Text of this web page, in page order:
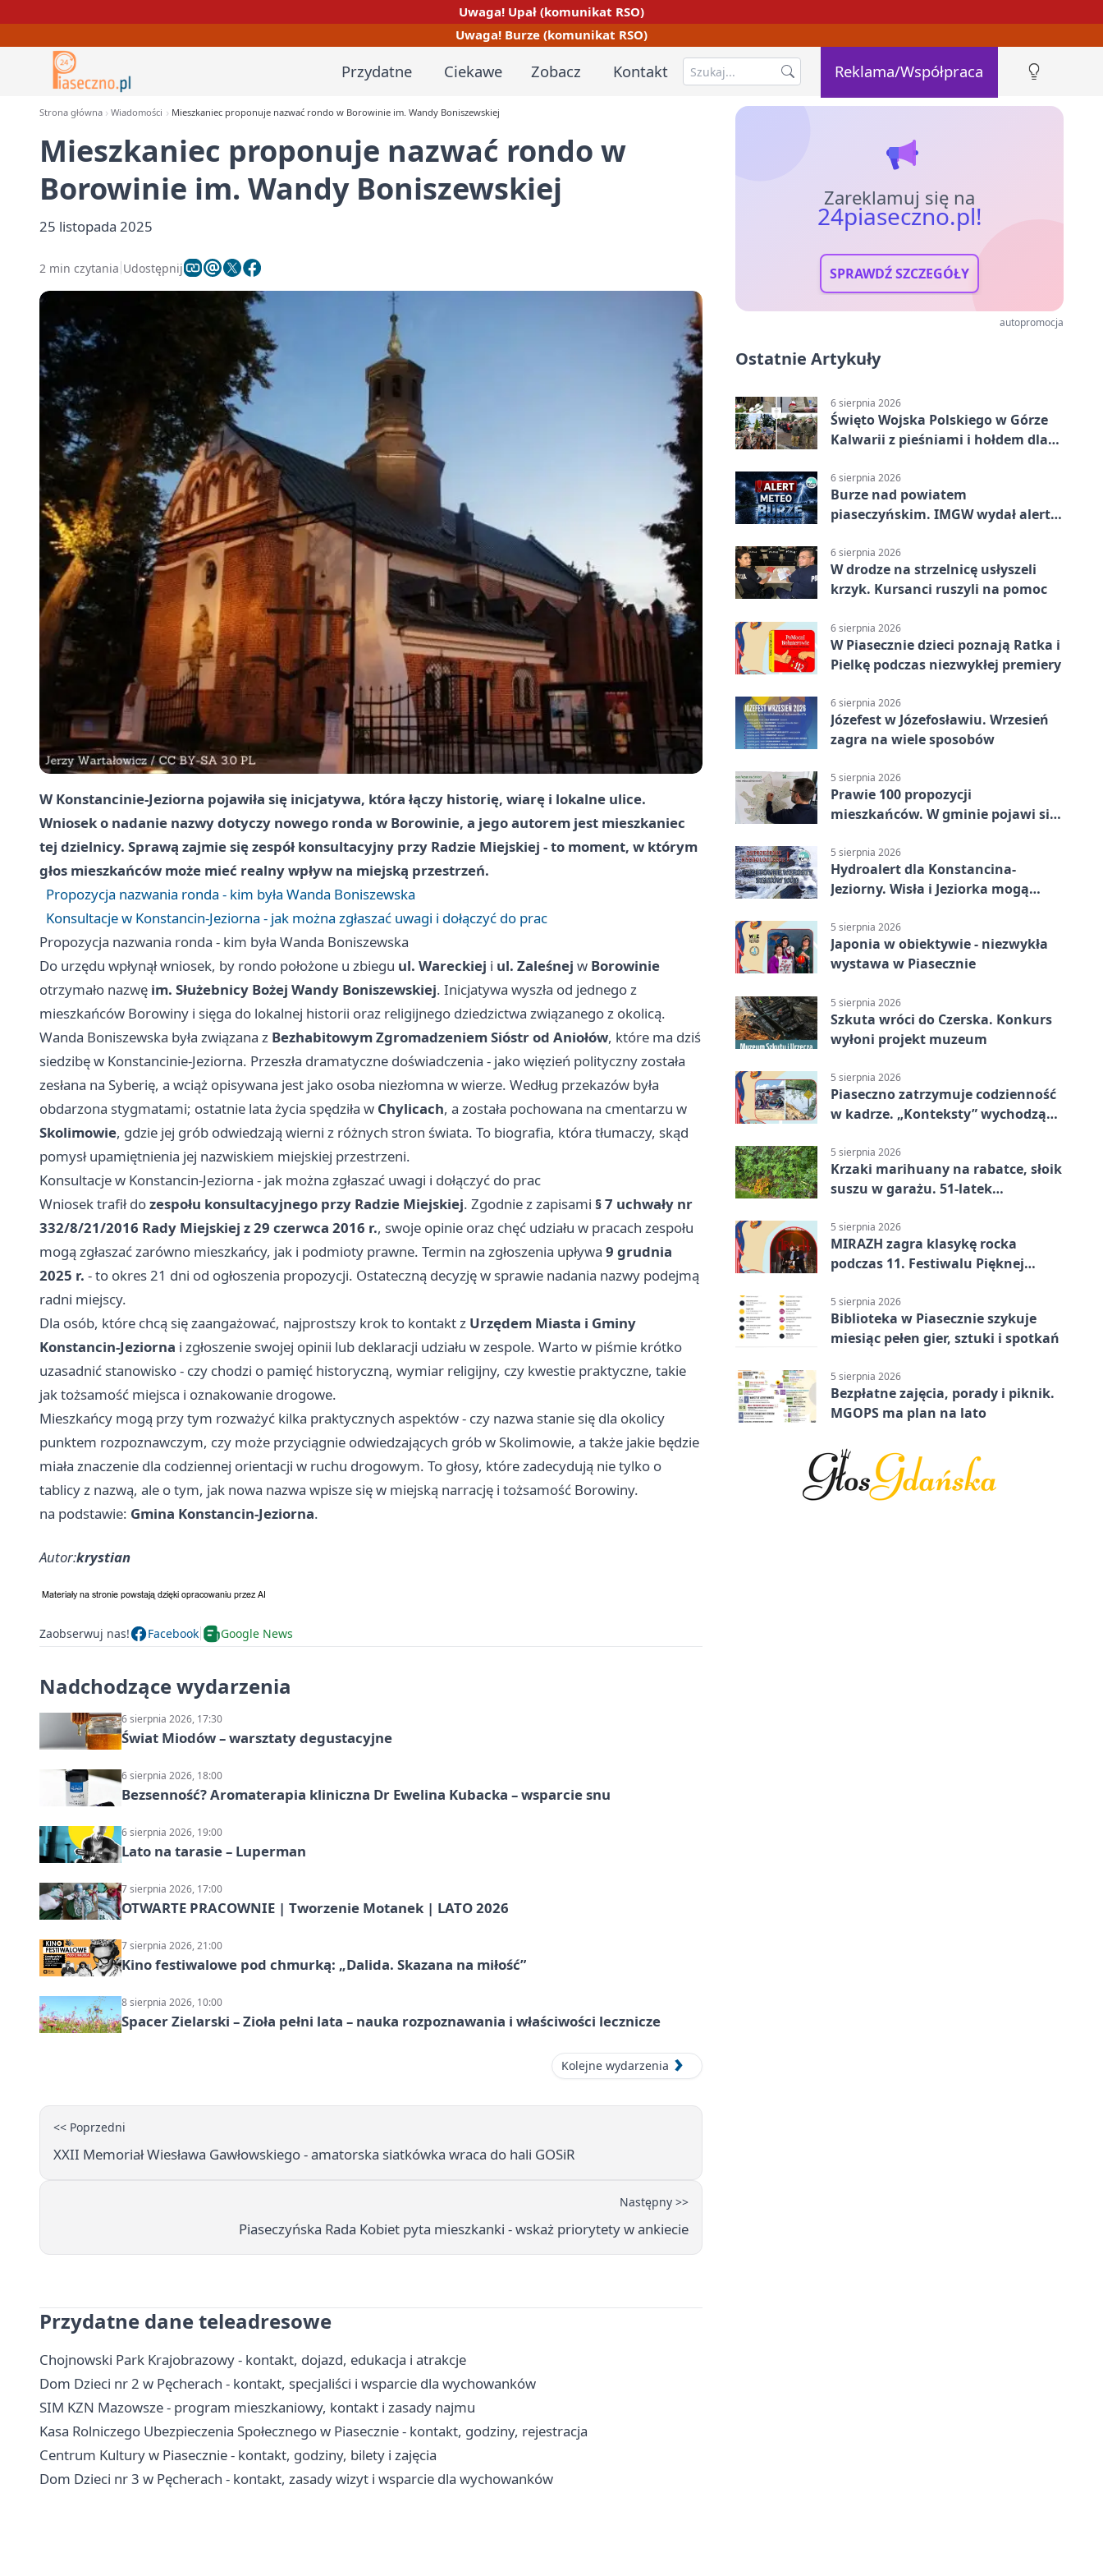
Uwaga! Upał (komunikat RSO)
Uwaga! Burze (komunikat RSO)
Przydatne Ciekawe Zobacz Kontakt Reklama/Współpraca
Strona główna Wiadomości Mieszkaniec proponuje nazwać rondo w Borowinie im. Wandy Boniszewskiej
Mieszkaniec proponuje nazwać rondo w
Borowinie im. Wandy Boniszewskiej
25 listopada 2025
2 min czytania Udostępnij
W Konstancinie-Jeziorna pojawiła się inicjatywa, która łączy historię, wiarę i lokalne ulice.
Wniosek o nadanie nazwy dotyczy nowego ronda w Borowinie, a jego autorem jest mieszkaniec
tej dzielnicy. Sprawą zajmie się zespół konsultacyjny przy Radzie Miejskiej - to moment, w którym
głos mieszkańców może mieć realny wpływ na miejską przestrzeń.
Propozycja nazwania ronda - kim była Wanda Boniszewska
Konsultacje w Konstancin-Jeziorna - jak można zgłaszać uwagi i dołączyć do prac
Propozycja nazwania ronda - kim była Wanda Boniszewska
Do urzędu wpłynął wniosek, by rondo położone u zbiegu ul. Wareckiej i ul. Zaleśnej w Borowinie
otrzymało nazwę im. Służebnicy Bożej Wandy Boniszewskiej. Inicjatywa wyszła od jednego z
mieszkańców Borowiny i sięga do lokalnej historii oraz religijnego dziedzictwa związanego z okolicą.
Wanda Boniszewska była związana z Bezhabitowym Zgromadzeniem Sióstr od Aniołów, które ma dziś
siedzibę w Konstancinie-Jeziorna. Przeszła dramatyczne doświadczenia - jako więzień polityczny została
zesłana na Syberię, a wciąż opisywana jest jako osoba niezłomna w wierze. Według przekazów była
obdarzona stygmatami; ostatnie lata życia spędziła w Chylicach, a została pochowana na cmentarzu w
Skolimowie, gdzie jej grób odwiedzają wierni z różnych stron świata. To biografia, która tłumaczy, skąd
pomysł upamiętnienia jej nazwiskiem miejskiej przestrzeni.
Konsultacje w Konstancin-Jeziorna - jak można zgłaszać uwagi i dołączyć do prac
Wniosek trafił dozespołu konsultacyjnego przy Radzie Miejskiej. Zgodnie z zapisami § 7 uchwały nr
332/8/21/2016 Rady Miejskiej z 29 czerwca 2016 r., swoje opinie oraz chęć udziału w pracach zespołu
mogą zgłaszać zarówno mieszkańcy, jak i podmioty prawne. Termin na zgłoszenia upływa 9 grudnia
2025 r. - to okres 21 dni od ogłoszenia propozycji. Ostateczną decyzję w sprawie nadania nazwy podejmą
radni miejscy.
Dla osób, które chcą się zaangażować, najprostszy krok to kontakt z Urzędem Miasta i Gminy
Konstancin-Jeziorna i zgłoszenie swojej opinii lub deklaracji udziału w zespole. Warto w piśmie krótko
uzasadnić stanowisko - czy chodzi o pamięć historyczną, wymiar religijny, czy kwestie praktyczne, takie
jak tożsamość miejsca i oznakowanie drogowe.
Mieszkańcy mogą przy tym rozważyć kilka praktycznych aspektów - czy nazwa stanie się dla okolicy
punktem rozpoznawczym, czy może przyciągnie odwiedzających grób w Skolimowie, a także jakie będzie
miała znaczenie dla codziennej orientacji w ruchu drogowym. To głosy, które zadecydują nie tylko o
tablicy z nazwą, ale o tym, jak nowa nazwa wpisze się w miejską narrację i tożsamość Borowiny.
na podstawie: Gmina Konstancin-Jeziorna.
Autor:krystian
Zaobserwuj nas! Facebook Google News
Nadchodzące wydarzenia
6 sierpnia 2026, 17:30
Świat Miodów – warsztaty degustacyjne
6 sierpnia 2026, 18:00
Bezsenność? Aromaterapia kliniczna Dr Ewelina Kubacka – wsparcie snu
6 sierpnia 2026, 19:00
Lato na tarasie – Luperman
7 sierpnia 2026, 17:00
OTWARTE PRACOWNIE | Tworzenie Motanek | LATO 2026
7 sierpnia 2026, 21:00
Kino festiwalowe pod chmurką: „Dalida. Skazana na miłość”
8 sierpnia 2026, 10:00
Spacer Zielarski – Zioła pełni lata – nauka rozpoznawania i właściwości lecznicze
Kolejne wydarzenia
<< Poprzedni
XXII Memoriał Wiesława Gawłowskiego - amatorska siatkówka wraca do hali GOSiR
Następny >>
Piaseczyńska Rada Kobiet pyta mieszkanki - wskaż priorytety w ankiecie
Przydatne dane teleadresowe
Chojnowski Park Krajobrazowy - kontakt, dojazd, edukacja i atrakcje
Dom Dzieci nr 2 w Pęcherach - kontakt, specjaliści i wsparcie dla wychowanków
SIM KZN Mazowsze - program mieszkaniowy, kontakt i zasady najmu
Kasa Rolniczego Ubezpieczenia Społecznego w Piasecznie - kontakt, godziny, rejestracja
Centrum Kultury w Piasecznie - kontakt, godziny, bilety i zajęcia
Dom Dzieci nr 3 w Pęcherach - kontakt, zasady wizyt i wsparcie dla wychowanków
Zareklamuj się na
24piaseczno.pl!
SPRAWDŹ SZCZEGÓŁY
autopromocja
Ostatnie Artykuły
6 sierpnia 2026
Święto Wojska Polskiego w Górze
Kalwarii z pieśniami i hołdem dla
6 sierpnia 2026
Burze nad powiatem
piaseczyńskim. IMGW wydał alert
6 sierpnia 2026
W drodze na strzelnicę usłyszeli
krzyk. Kursanci ruszyli na pomoc
6 sierpnia 2026
W Piasecznie dzieci poznają Ratka i
Pielkę podczas niezwykłej premiery
6 sierpnia 2026
Józefest w Józefosławiu. Wrzesień
zagra na wiele sposobów
5 sierpnia 2026
Prawie 100 propozycji
mieszkańców. W gminie pojawi się
5 sierpnia 2026
Hydroalert dla Konstancina-
Jeziorny. Wisła i Jeziorka mogą
5 sierpnia 2026
Japonia w obiektywie - niezwykła
wystawa w Piasecznie
5 sierpnia 2026
Szkuta wróci do Czerska. Konkurs
wyłoni projekt muzeum
5 sierpnia 2026
Piaseczno zatrzymuje codzienność
w kadrze. „Konteksty” wychodzą
5 sierpnia 2026
Krzaki marihuany na rabatce, słoik
suszu w garażu. 51-latek
5 sierpnia 2026
MIRAZH zagra klasykę rocka
podczas 11. Festiwalu Pięknej
5 sierpnia 2026
Biblioteka w Piasecznie szykuje
miesiąc pełen gier, sztuki i spotkań
5 sierpnia 2026
Bezpłatne zajęcia, porady i piknik.
MGOPS ma plan na lato